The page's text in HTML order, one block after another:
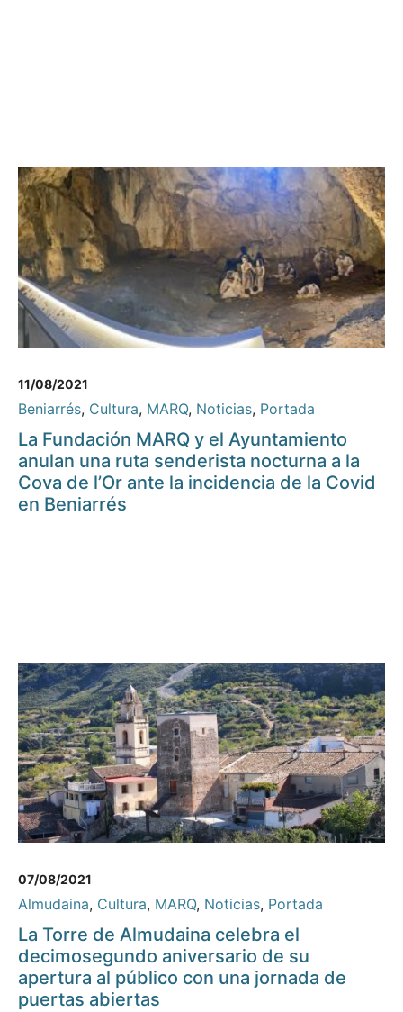
11/08/2021
Beniarrés, Cultura, MARQ, Noticias, Portada
La Fundación MARQ y el Ayuntamiento
anulan una ruta senderista nocturna a la
Cova de l’Or ante la incidencia de la Covid
en Beniarrés
07/08/2021
Almudaina, Cultura, MARQ, Noticias, Portada
La Torre de Almudaina celebra el
decimosegundo aniversario de su
apertura al público con una jornada de
puertas abiertas